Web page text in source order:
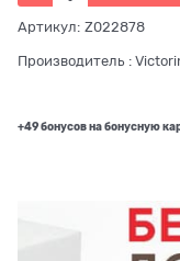
Артикул: Z022878
Производитель :
+49 бонусов на бонусную